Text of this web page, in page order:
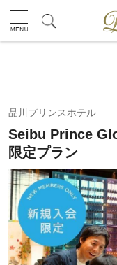
品川プリンスホテル
Seibu Prince
限定プラン